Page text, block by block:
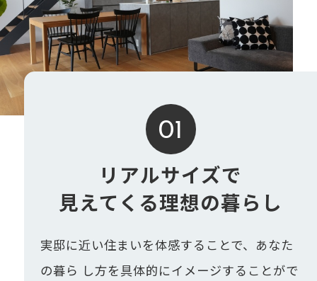
01
リアルサイズで
見えてくる理想の暮らし
実邸に近い住まいを体感することで、あなた
の暮ら し方を具体的にイメージすることがで